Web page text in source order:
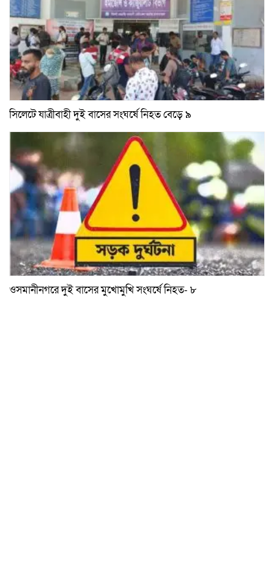
সিলেটে যাত্রীবাহী দুই বাসের সংঘর্ষে নিহত বেড়ে ৯
ওসমানীনগরে দুই বাসের মুখোমুখি সংঘর্ষে নিহত- ৮